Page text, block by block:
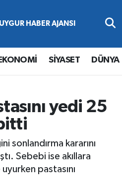
EKONOMİ SİYASET DÜNYA
yedi 25
sonlandırma kararını
Sebebi ise akıllara
pastasını
ve Fikstür